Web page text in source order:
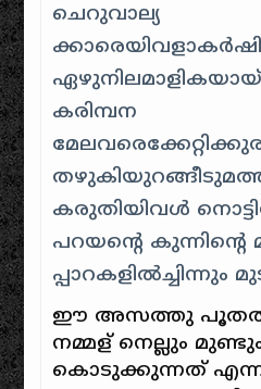
ചെറുവാല്യ
കരിമ്പന
കരുതിയിവള്‍
പറയന്റെ കുന്നിന്റെ
പ്പാറകളില്‍ച്ചിന്നും
ഈ അസത്തു
നമ്മള്‌ നെല്ലും
കൊടുക്കുന്നത്‌